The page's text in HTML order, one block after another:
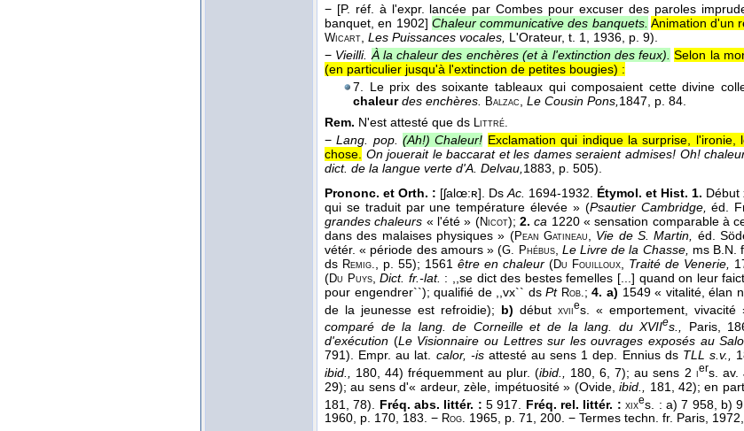
− [P. réf. à l'expr. lancée par Combes pour excuser des paroles
banquet, en 1902] Chaleur communicative des banquets. Animation d'un
Wicart Les Puissances vocales, L'Orateur, t. 1, 1936, p. 9).
− Vieilli. À la chaleur des enchères (et à l'extinction des feux). Selon la
(en particulier jusqu'à l'extinction de petites bougies) :
7. Le prix des soixante tableaux qui composaient cette divine
chaleurdes enchères. Balzac Le Cousin Pons, 1847 , p. 84.
Rem. N'est attesté que ds Littré.
−Lang. pop. (Ah!) Chaleur! Exclamation qui indique la surprise,
chose. On jouerait le baccarat et les dames seraient admises! Oh!
dict. de la langue verte d'A. Delvau, 1883 , p. 505).
Prononc. et Orth. : [ʃalœ:ʀ]. Ds Ac. 1694-1932. Étymol. et Hist. 1. Début
qui se traduit par une température élevée » (Psautier Cambridge,éd.
grandes chaleurs « l'été » (Nicot); 2.ca 1220 « sensation comparable à
dans des malaises physiques » (Pean Gatineau Vie de S. Martin, éd.
vétér. « période des amours » (G. Phébus, Le Livre de la Chasse, ms B.N.
ds Remig. , p. 55); 1561 être en chaleur(Du Fouilloux, Traité de Venerie,
(Du Puys,Dict. fr.-lat. : ,,se dict des bestes femelles [...] quand on leur
pour engendrer``); qualifié de ,,vx`` dsPt Rob. ;4. a) 1549 « vitalité, élan
de la jeunesse est refroidie); b) début xviies. « emportement, vivacité
comparé de la lang. de Corneille et de la lang. du XVIIes., Paris,
d'exécution (Le Visionnaire ou Lettres sur les ouvrages exposés au
791). Empr. au lat.
calor, -isattesté au sens 1 dep. Ennius ds TLL s.v.,
ibid., 180, 44) fréquemment au plur. (ibid., 180, 6, 7); au sens 2 iers. av.
29); au sens d'« ardeur, zèle, impétuosité » (Ovide,ibid., 181, 42); en
181, 78). Fréq. abs. littér. : 5 917. Fréq. rel. littér. : xixes. : a) 7 958, b)
1960, p. 170, 183. − Rog. 1965, p. 71, 200. − Termes techn. fr. Paris,